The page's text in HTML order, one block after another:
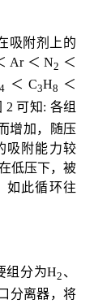
吸附剂上的
Ar ＜ N2 ＜
4 ＜ C3H8 ＜
2可知: 各组
增加，随压
吸附能力较
低压下，被
如此循环往
组分为H2 、
分离器，将